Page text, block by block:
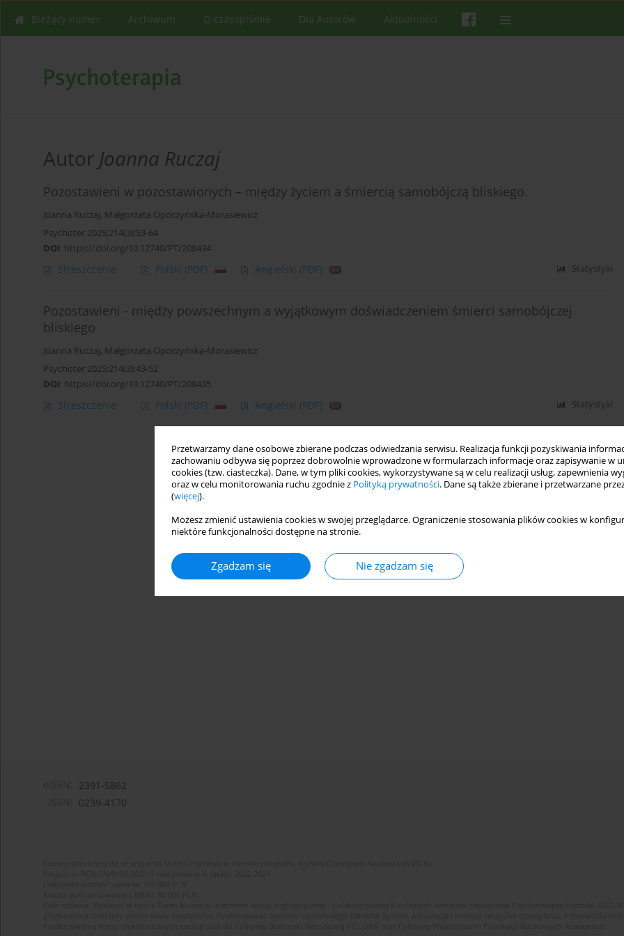
Przetwarzamy dane osobowe zbierane podczas odwiedzania serwisu. Realizacja funkcji pozyskiwania
zachowaniu odbywa się poprzez dobrowolnie wprowadzone w formularzach informacje oraz zapisywanie w
cookies (tzw. ciasteczka). Dane, w tym pliki cookies, wykorzystywane są w celu realizacji usług, zapewnienia
oraz w celu monitorowania ruchu zgodnie z Polityką prywatności. Dane są także zbierane i przetwarzane
(więcej).
Możesz zmienić ustawienia cookies w swojej przeglądarce. Ograniczenie stosowania plików cookies w
niektóre funkcjonalności dostępne na stronie.
Zgadzam się Nie zgadzam się
Bieżący numer Archiwum O czasopiśmie Dla Autorów Aktualności
Autor Joanna Ruczaj
Pozostawieni w pozostawionych – między życiem a śmiercią samobójczą bliskiego.
Joanna Ruczaj, Małgorzata Opoczyńska-Morasiewicz
Psychoter 2025;214(3):53-64
DOI: https://doi.org/10.12740/PT/208434
Streszczenie Polski (PDF) Angielski (PDF) Statystyki
Pozostawieni - między powszechnym a wyjątkowym doświadczeniem śmierci samobójczej
bliskiego
Joanna Ruczaj, Małgorzata Opoczyńska-Morasiewicz
Psychoter 2025;214(3):43-52
DOI: https://doi.org/10.12740/PT/208435
Streszczenie Polski (PDF) Angielski (PDF) Statystyki
2391-5862
0239-4170